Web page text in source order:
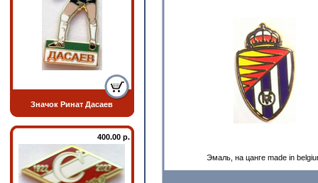
Значок Ринат Дасаев
400.00 р.
Эмаль, на цанге made in